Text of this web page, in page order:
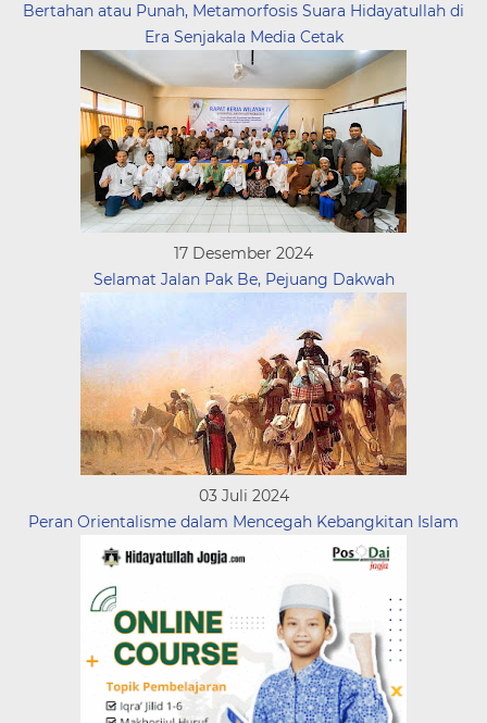
Bertahan atau Punah, Metamorfosis Suara Hidayatullah di
Era Senjakala Media Cetak
17 Desember 2024
Selamat Jalan Pak Be, Pejuang Dakwah
03 Juli 2024
Peran Orientalisme dalam Mencegah Kebangkitan Islam